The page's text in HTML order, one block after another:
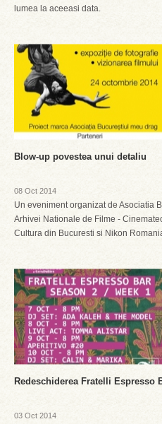
lumea la aceeasi data.
Blow-up povestea unui detaliu
08 Oct 2014
Un eveniment organizat de Asociatia
Arhivei Nationale de Filme -
Cultura din Bucuresti si Nikon
Redeschiderea Fratelli Espresso
03 Oct 2014